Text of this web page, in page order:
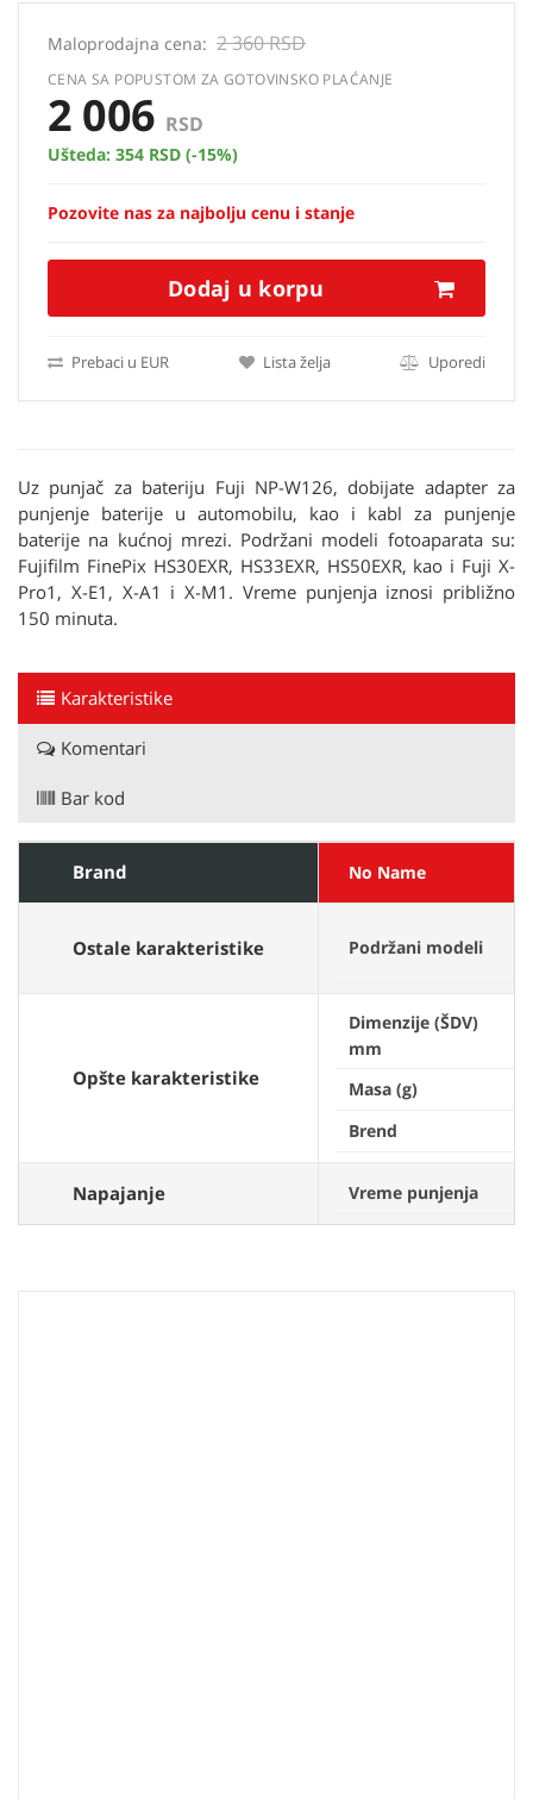
Maloprodajna cena: 2 360 RSD
CENA SA POPUSTOM ZA GOTOVINSKO PLAĆANJE
2 006 RSD
Ušteda: 354 RSD (-15%)
Pozovite nas za najbolju cenu i stanje
Dodaj u korpu
Prebaci u EUR Lista želja Uporedi
Uz punjač za bateriju Fuji NP-W126, dobijate adapter za
punjenje baterije u automobilu, kao i kabl za punjenje
baterije na kućnoj mrezi. Podržani modeli fotoaparata su:
Fujifilm FinePix HS30EXR, HS33EXR, HS50EXR, kao i Fuji X-
Pro1, X-E1, X-A1 i X-M1. Vreme punjenja iznosi približno
150 minuta.
Karakteristike
Komentari
Bar kod
Brand No Name
Ostale karakteristike Podržani modeli
Opšte karakteristike
Dimenzije (ŠDV)
mm
Masa (g)
Brend
Napajanje Vreme punjenja